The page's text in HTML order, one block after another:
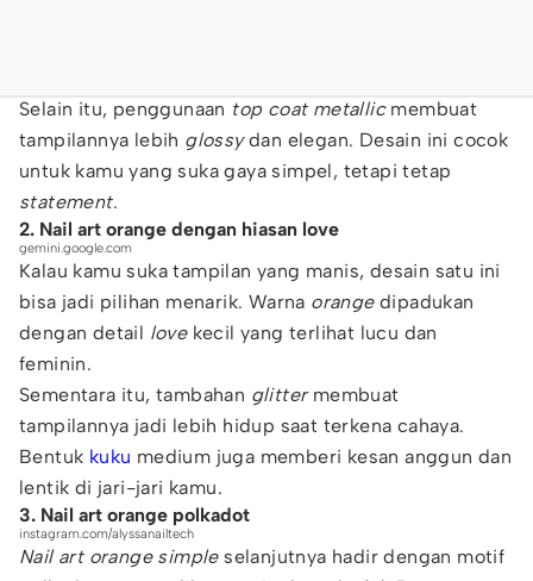
Selain itu, penggunaan top coat metallicmembuat
tampilannya lebih glossydan elegan. Desain ini cocok
untuk kamu yang suka gaya simpel, tetapi tetap
statement.
2. Nail art orange dengan hiasan love
gemini.google.com
Kalau kamu suka tampilan yang manis, desain satu ini
bisa jadi pilihan menarik. Warna orangedipadukan
dengan detail love kecil yang terlihat lucu dan
feminin.
Sementara itu, tambahan glitter membuat
tampilannya jadi lebih hidup saat terkena cahaya.
Bentuk kuku medium juga memberi kesan anggun dan
lentik di jari-jari kamu.
3. Nail art orange polkadot
instagram.com/alyssanailtech
Nail art orange simple selanjutnya hadir dengan motif